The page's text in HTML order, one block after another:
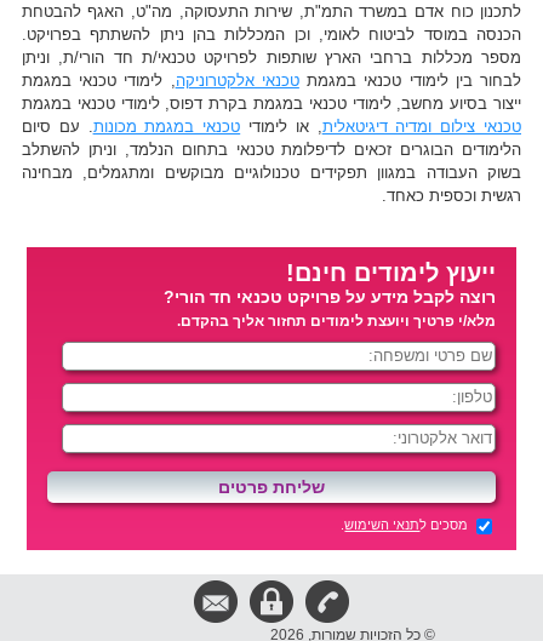
לתכנון כוח אדם במשרד התמ"ת, שירות התעסוקה, מה"ט, האגף להבטחת
הכנסה במוסד לביטוח לאומי, וכן המכללות בהן ניתן להשתתף בפרויקט.
מספר מכללות ברחבי הארץ שותפות לפרויקט טכנאי/ת חד הורי/ת, וניתן
לבחור בין לימודי טכנאי במגמתטכנאי אלקטרוניקה , לימודי טכנאי במגמת
ייצור בסיוע מחשב, לימודי טכנאי במגמת בקרת דפוס, לימודי טכנאי במגמת
טכנאי צילום ומדיה דיגיטאלית , או לימודי טכנאי במגמת מכונות . עם סיום
הלימודים הבוגרים זכאים לדיפלומת טכנאי בתחום הנלמד, וניתן להשתלב
בשוק העבודה במגוון תפקידים טכנולוגיים מבוקשים ומתגמלים, מבחינה
רגשית וכספית כאחד.
ייעוץ לימודים חינם!
רוצה לקבל מידע על פרויקט טכנאי חד הורי?
מלא/י פרטיך ויועצת לימודים תחזור אליך בהקדם.
מסכים לתנאי השימוש.
© כל הזכויות שמורות, 2026